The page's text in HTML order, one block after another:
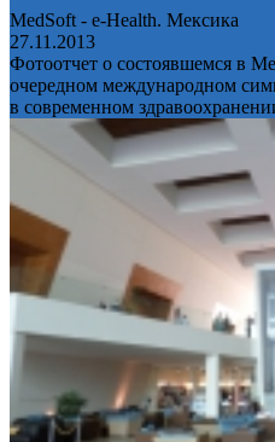
MedSoft - e-Health. Мексика
27.11.2013
Фотоотчет о состоявшемся в
очередном международном
в современном